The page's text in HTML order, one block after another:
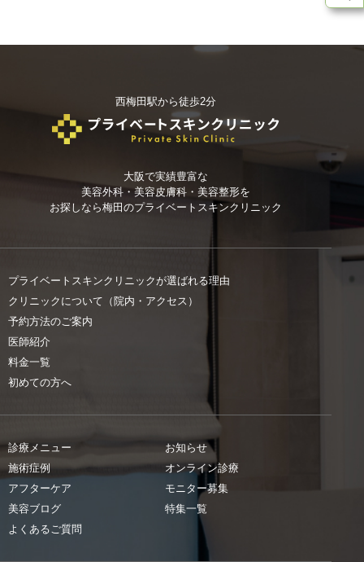
西梅田駅から徒歩2分
大阪で実績豊富な
美容外科・美容皮膚科・美容整形を
お探しなら梅田のプライベートスキンクリニック
プライベートスキンクリニックが選ばれる理由
クリニックについて（院内・アクセス）
予約方法のご案内
医師紹介
料金一覧
初めての方へ
診療メニュー
施術症例
アフターケア
美容ブログ
よくあるご質問
お知らせ
オンライン診療
モニター募集
特集一覧